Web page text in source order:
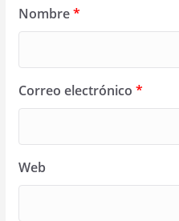
Nombre*
Correo electrónico *
Web